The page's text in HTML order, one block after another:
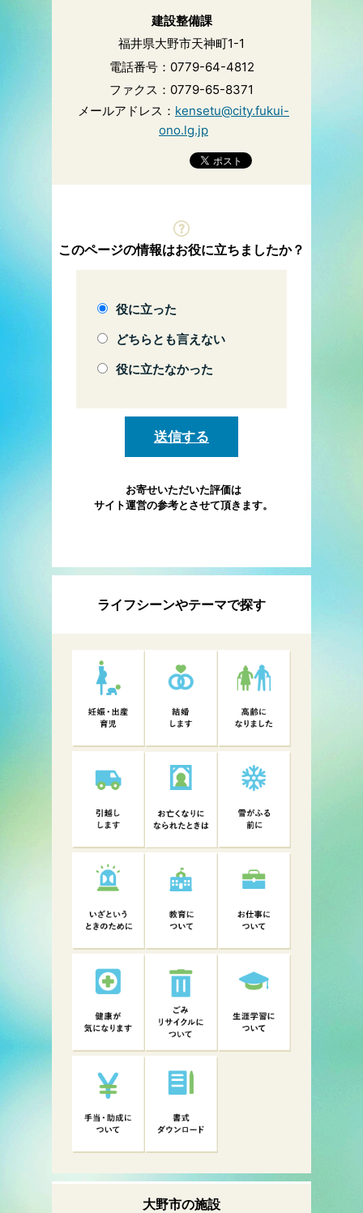
建設整備課
福井県大野市天神町1-1
電話番号：0779-64-4812
ファクス：0779-65-8371
メールアドレス： kensetu@city.fukui-
ono.lg.jp
このページの情報はお役に立ちましたか？
役に立った
どちらとも言えない
役に立たなかった
お寄せいただいた評価は
サイト運営の参考とさせて頂きます。
ライフシーンやテーマで探す
大野市の施設